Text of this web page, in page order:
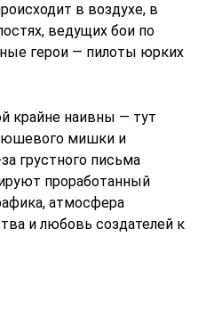
в воздухе, в
ведущих бои по
герои — пилоты юрких
крайне наивны — тут
мишки и
грустного письма
проработанный
атмосфера
и любовь создателей к